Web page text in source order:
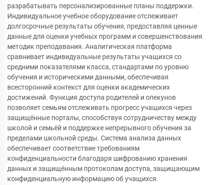
разрабатывать персонализированные планы поддержки.
Индивидуальное учебное оборудование отслеживает
долгосрочные результаты обучения, предоставляя ценные
данные для оценки учебных программ и совершенствования
методик преподавания. Аналитическая платформа
сравнивает индивидуальные результаты учащихся со
средними показателями класса, стандартами по уровню
обучения и историческими данными, обеспечивая
всесторонний контекст для оценки академических
достижений. Функция доступа родителей и опекунов
позволяет семьям отслеживать прогресс учащихся через
защищённые порталы, способствуя сотрудничеству между
школой и семьёй и поддержке непрерывного обучения за
пределами школьной среды. Система анализа данных
обеспечивает соответствие требованиям
конфиденциальности благодаря шифрованию хранения
данных и защищённым протоколам доступа, защищающим
конфиденциальную информацию об учащихся.